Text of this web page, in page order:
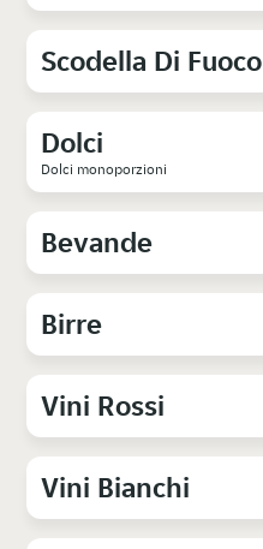
Scodella Di Fuoco
Dolci
Dolci monoporzioni
Bevande
Birre
Vini Rossi
Vini Bianchi